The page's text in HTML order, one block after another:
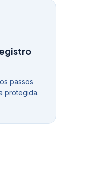
passos
protegida.